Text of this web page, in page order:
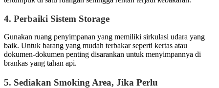
4. Perbaiki Sistem Storage
Gunakan ruang penyimpanan yang memiliki sirkulasi udara yang
baik. Untuk barang yang mudah terbakar seperti kertas atau
dokumen-dokumen penting disarankan untuk menyimpannya di
brankas yang tahan api.
5. Sediakan Smoking Area, Jika Perlu